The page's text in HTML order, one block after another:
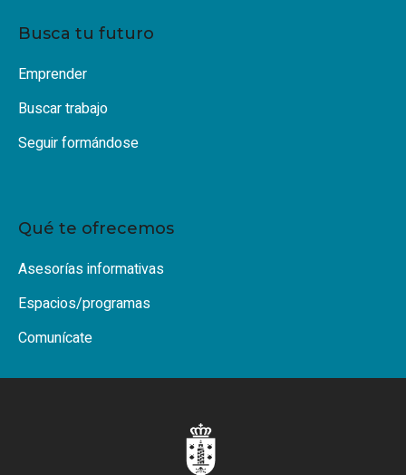
Busca tu futuro
Emprender
Buscar trabajo
Seguir formándose
Qué te ofrecemos
Asesorías informativas
Espacios/programas
Comunícate